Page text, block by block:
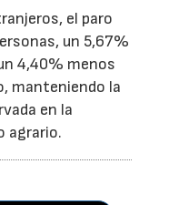
el paro
un 5,67%
4,40% menos
manteniendo la
en la
agrario.